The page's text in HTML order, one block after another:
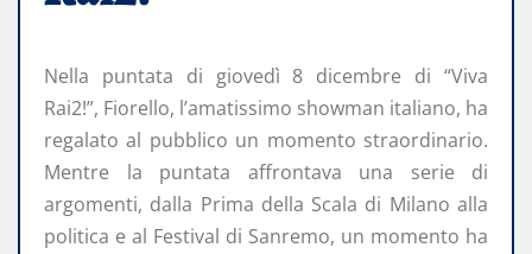
Nella puntata di giovedì 8 dicembre di “Viva
Rai2!”, Fiorello, l’amatissimo showman italiano, ha
regalato al pubblico un momento straordinario.
Mentre la puntata affrontava una serie di
argomenti, dalla Prima della Scala di Milano alla
politica e al Festival di Sanremo, un momento ha